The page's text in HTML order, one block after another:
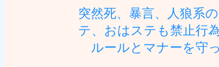
突然死、暴言、人狼系
テ、おはステも禁止行
ルールとマナーを守